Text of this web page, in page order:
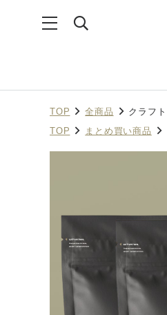
TOP 全商品
クラフ
TOP
まとめ買い商品